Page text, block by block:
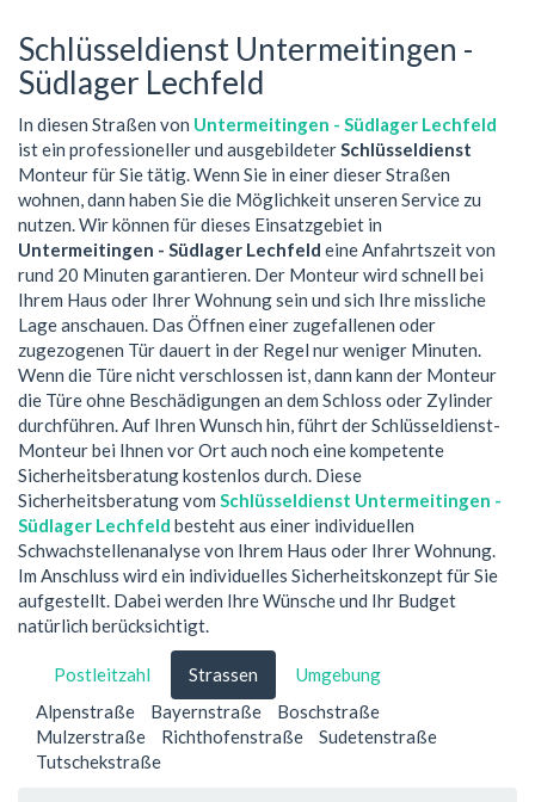
Schlüsseldienst Untermeitingen -
Südlager Lechfeld
In diesen Straßen von Untermeitingen - Südlager Lechfeld
ist ein professioneller und ausgebildeterSchlüsseldienst
Monteur für Sie tätig. Wenn Sie in einer dieser Straßen
wohnen, dann haben Sie die Möglichkeit unseren Service zu
nutzen. Wir können für dieses Einsatzgebiet in
Untermeitingen - Südlager Lechfeld eine Anfahrtszeit von
rund 20 Minuten garantieren. Der Monteur wird schnell bei
Ihrem Haus oder Ihrer Wohnung sein und sich Ihre missliche
Lage anschauen. Das Öffnen einer zugefallenen oder
zugezogenen Tür dauert in der Regel nur weniger Minuten.
Wenn die Türe nicht verschlossen ist, dann kann der Monteur
die Türe ohne Beschädigungen an dem Schloss oder Zylinder
durchführen. Auf Ihren Wunsch hin, führt der Schlüsseldienst-
Monteur bei Ihnen vor Ort auch noch eine kompetente
Sicherheitsberatung kostenlos durch. Diese
Sicherheitsberatung vom Schlüsseldienst Untermeitingen -
Südlager Lechfeld besteht aus einer individuellen
Schwachstellenanalyse von Ihrem Haus oder Ihrer Wohnung.
Im Anschluss wird ein individuelles Sicherheitskonzept für Sie
aufgestellt. Dabei werden Ihre Wünsche und Ihr Budget
natürlich berücksichtigt.
Postleitzahl Strassen
Umgebung
Alpenstraße
Bayernstraße
Boschstraße
Mulzerstraße
Richthofenstraße
Sudetenstraße
Tutschekstraße